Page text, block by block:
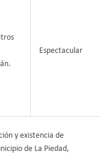
Espectacular
y existencia de
de La Piedad,